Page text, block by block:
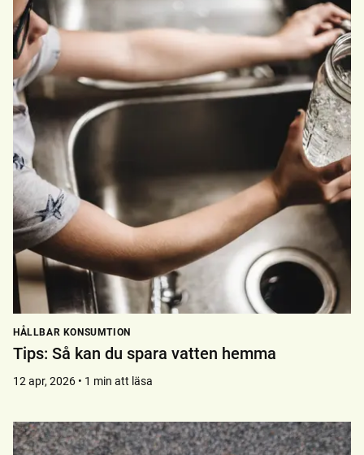
HÅLLBAR KONSUMTION
Tips: Så kan du spara vatten hemma
12 apr, 2026 • 1 min att läsa